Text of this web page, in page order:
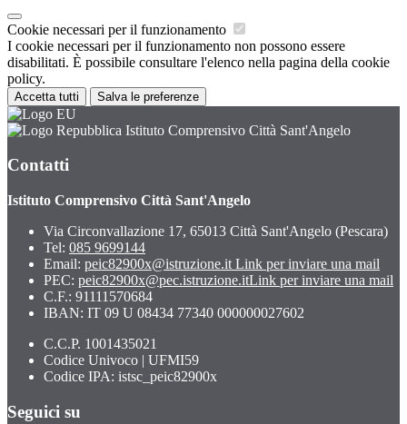
Cookie necessari per il funzionamento
I cookie necessari per il funzionamento non possono essere
disabilitati. È possibile consultare l'elenco nella pagina della cookie
policy.
Accetta tutti Salva le preferenze
Istituto Comprensivo Città Sant'Angelo
Contatti
Istituto Comprensivo Città Sant'Angelo
Via Circonvallazione 17, 65013 Città Sant'Angelo (Pescara)
Tel: 085 9699144
Email: peic82900x@istruzione.it Link per inviare una mail
PEC: peic82900x@pec.istruzione.itLink per inviare una mail
C.F.: 91111570684
IBAN: IT 09 U 08434 77340 000000027602
C.C.P. 1001435021
Codice Univoco | UFMI59
Codice IPA: istsc_peic82900x
Seguici su